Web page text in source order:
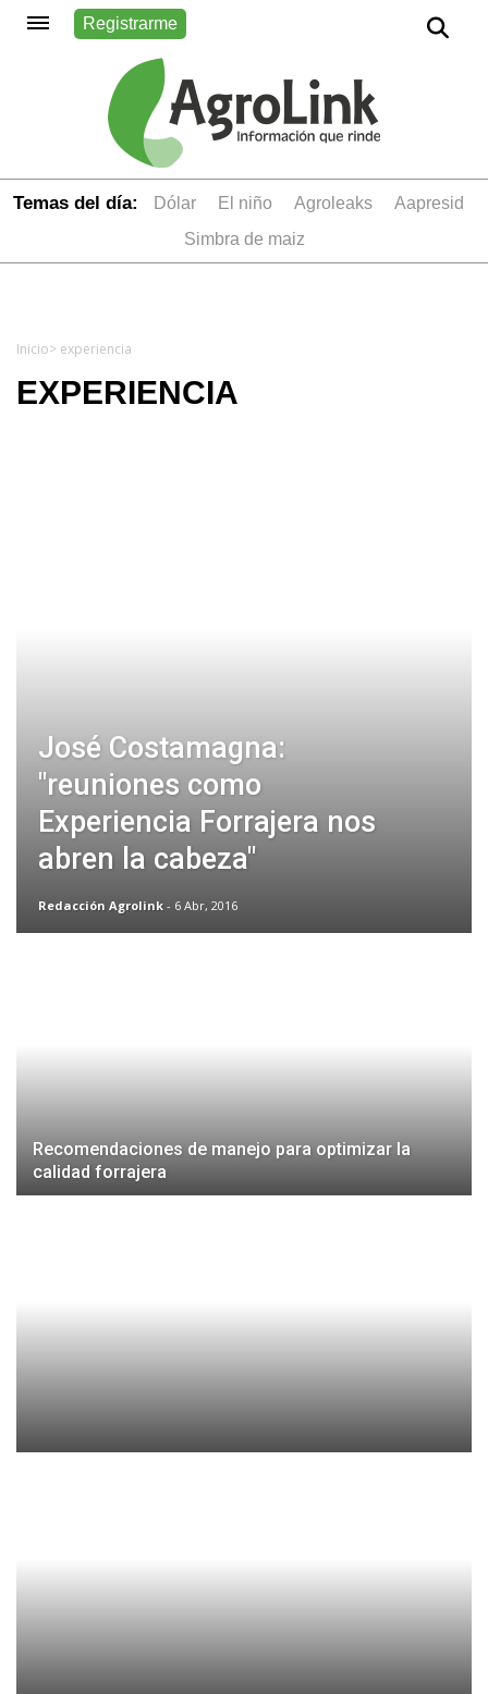
Registrarme
Temas del día: dólar el niño Agroleaks
aapresid
simbra de maiz
Inicio> experiencia
EXPERIENCIA
José Costamagna:
"reuniones como
Experiencia Forrajera nos
abren la cabeza"
Redacción Agrolink - 6 Abr, 2016
Recomendaciones de manejo para optimizar la
calidad forrajera